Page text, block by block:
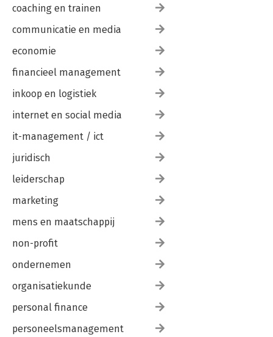
coaching en trainen
communicatie en media
economie
financieel management
inkoop en logistiek
internet en social media
it-management / ict
juridisch
leiderschap
marketing
mens en maatschappij
non-profit
ondernemen
organisatiekunde
personal finance
personeelsmanagement